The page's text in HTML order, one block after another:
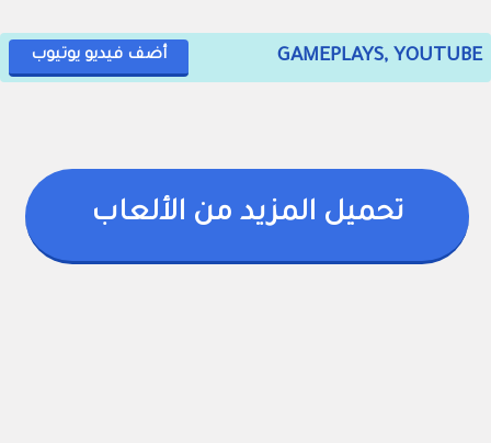
GAMEPLAYS, YOUTUBE أضف فيديو يوتيوب
تحميل المزيد من الألعاب